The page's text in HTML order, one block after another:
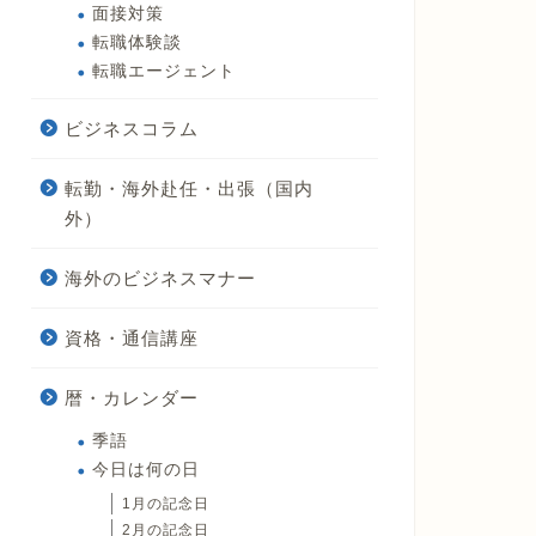
面接対策
転職体験談
転職エージェント
ビジネスコラム
転勤・海外赴任・出張（国内
外）
海外のビジネスマナー
資格・通信講座
暦・カレンダー
季語
今日は何の日
1月の記念日
2月の記念日